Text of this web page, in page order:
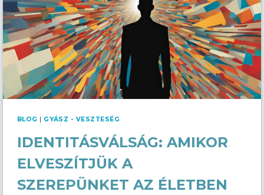
BLOG | GYÁSZ - VESZTESÉG
IDENTITÁSVÁLSÁG: AMIKOR
ELVESZÍTJÜK A
SZEREPÜNKET AZ ÉLETBEN